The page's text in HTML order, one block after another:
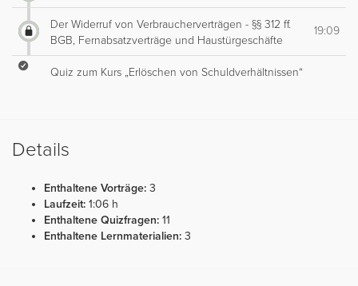
Der Widerruf von Verbraucherverträgen - §§ 312 ff.
BGB, Fernabsatzverträge und Haustürgeschäfte
19:09
Quiz zum Kurs „Erlöschen von Schuldverhältnissen“
Details
Enthaltene Vorträge: 3
Laufzeit: 1:06 h
Enthaltene Quizfragen: 11
Enthaltene Lernmaterialien: 3